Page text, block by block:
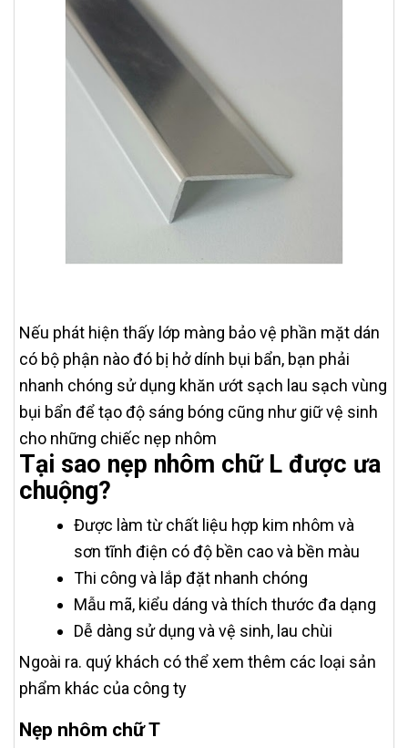
Nếu phát hiện thấy lớp màng bảo vệ phần mặt dán
có bộ phận nào đó bị hở dính bụi bẩn, bạn phải
nhanh chóng sử dụng khăn ướt sạch lau sạch vùng
bụi bẩn để tạo độ sáng bóng cũng như giữ vệ sinh
cho những chiếc nẹp nhôm
Tại sao nẹp nhôm chữ L được ưa
chuộng?
Được làm từ chất liệu hợp kim nhôm và
sơn tĩnh điện có độ bền cao và bền màu
Thi công và lắp đặt nhanh chóng
Mẫu mã, kiểu dáng và thích thước đa dạng
Dễ dàng sử dụng và vệ sinh, lau chùi
Ngoài ra. quý khách có thể xem thêm các loại sản
phẩm khác của công ty
Nẹp nhôm chữ T